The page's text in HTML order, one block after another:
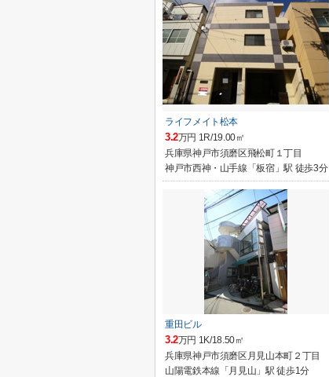
ライフメイト松本
3.2万円 1R/19.00㎡
兵庫県神戸市須磨区飛松町１丁目
神戸市西神・山手線「板宿」駅 徒歩3分
重田ビル
3.2万円 1K/18.50㎡
兵庫県神戸市須磨区月見山本町２丁目
山陽電鉄本線「月見山」駅 徒歩1分